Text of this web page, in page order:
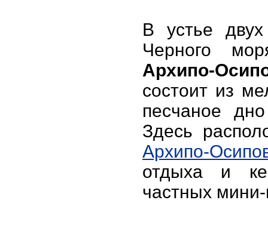
В устье
Черного
Архипо-
состоит из
песчаное
Здесь
Архипо-
отдыха и
частных мини-